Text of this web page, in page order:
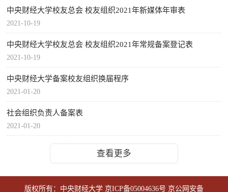
中央财经大学校友总会 校友组织2021年新媒体年审表
2021-10-19
中央财经大学校友总会 校友组织2021年常规备案登记表
2021-10-19
中央财经大学备案校友组织换届程序
2021-01-20
社会组织负责人备案表
2021-01-20
查看更多
版权所有：中央财经大学 京ICP备05004636号 京公网安备